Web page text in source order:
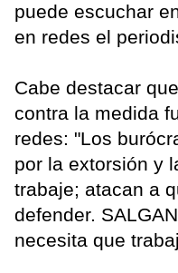
puede escuchar
en redes el
Cabe destacar
contra la medida
redes: "Los
por la extorsión y
trabaje; atacan a
defender.
necesita que